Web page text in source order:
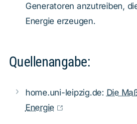
Generatoren anzutreiben,
Energie erzeugen.
Quellenangabe:
home.uni-leipzig.de: Die
Energie